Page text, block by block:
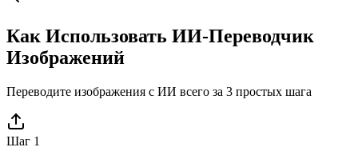
Как Использовать ИИ-Переводчик
Изображений
Переводите изображения с ИИ всего за 3 простых шага
Шаг 1